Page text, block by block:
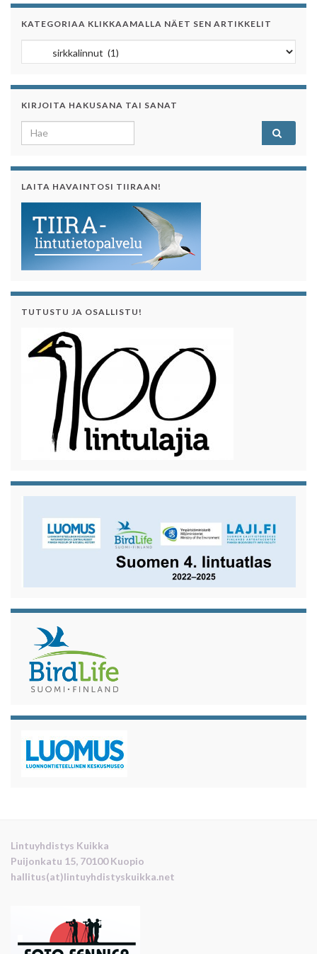
KATEGORIAA KLIKKAAMALLA NÄET SEN ARTIKKELIT
Kategoriaa klikkaamalla näet sen artikkelit
KIRJOITA HAKUSANA TAI SANAT
Search for:
LAITA HAVAINTOSI TIIRAAN!
TUTUSTU JA OSALLISTU!
Lintuyhdistys Kuikka
Puijonkatu 15, 70100 Kuopio
hallitus(at)lintuyhdistyskuikka.net